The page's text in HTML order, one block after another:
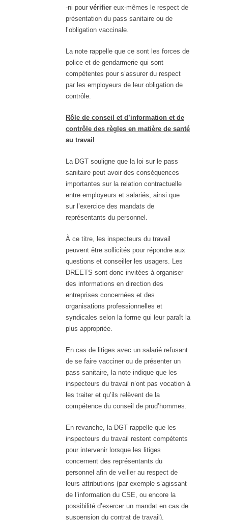
-ni pour vérifier eux-mêmes le respect de
présentation du pass sanitaire ou de
l’obligation vaccinale.
La note rappelle que ce sont les forces de
police et de gendarmerie qui sont
compétentes pour s’assurer du respect
par les employeurs de leur obligation de
contrôle.
Rôle de conseil et d’information et de
contrôle des règles en matière de santé
au travail
La DGT souligne que la loi sur le pass
sanitaire peut avoir des conséquences
importantes sur la relation contractuelle
entre employeurs et salariés, ainsi que
sur l’exercice des mandats de
représentants du personnel.
À ce titre, les inspecteurs du travail
peuvent être sollicités pour répondre aux
questions et conseiller les usagers. Les
DREETS sont donc invitées à organiser
des informations en direction des
entreprises concernées et des
organisations professionnelles et
syndicales selon la forme qui leur paraît la
plus appropriée.
En cas de litiges avec un salarié refusant
de se faire vacciner ou de présenter un
pass sanitaire, la note indique que les
inspecteurs du travail n’ont pas vocation à
les traiter et qu’ils relèvent de la
compétence du conseil de prud’hommes.
En revanche, la DGT rappelle que les
inspecteurs du travail restent compétents
pour intervenir lorsque les litiges
concernent des représentants du
personnel afin de veiller au respect de
leurs attributions (par exemple s’agissant
de l’information du CSE, ou encore la
possibilité d’exercer un mandat en cas de
suspension du contrat de travail).